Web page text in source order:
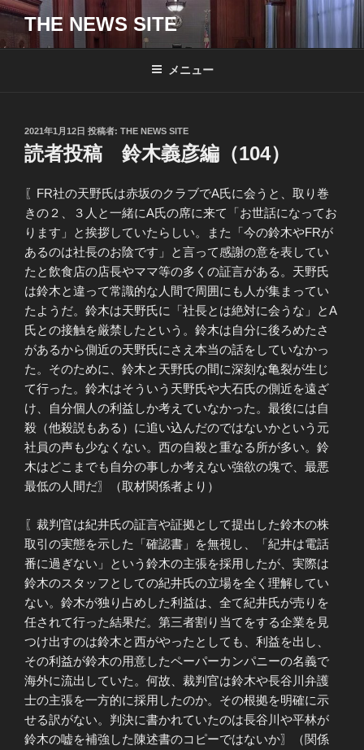
コ
テ
THE NEWS SITE
メニュー
投
稿
日:
2021年1月12日 投稿者: THE NEWS SITE
読者投稿 鈴木義彦編（104）
〖FR社の天野氏は赤坂のクラブでA氏に会うと、取り巻
きの２、３人と一緒にA氏の席に来て「お世話になってお
ります」と挨拶していたらしい。また「今の鈴木やFRが
あるのは社長のお陰です」と言って感謝の意を表してい
たと飲食店の店長やママ等の多くの証言がある。天野氏
は鈴木と違って常識的な人間で周囲にも人が集まってい
たようだ。鈴木は天野氏に「社長とは絶対に会うな」とA
氏との接触を厳禁したという。鈴木は自分に後ろめたさ
があるから側近の天野氏にさえ本当の話をしていなかっ
た。そのために、鈴木と天野氏の間に深刻な亀裂が生じ
て行った。鈴木はそういう天野氏や大石氏の側近を遠ざ
け、自分個人の利益しか考えていなかった。最後には自
殺（他殺説もある）に追い込んだのではないかという元
社員の声も少なくない。西の自殺と重なる所が多い。鈴
木はどこまでも自分の事しか考えない強欲の塊で、最悪
最低の人間だ〗（取材関係者より）
〖裁判官は紀井氏の証言や証拠として提出した鈴木の株
取引の実態を示した「確認書」を無視し、「紀井は電話
番に過ぎない」という鈴木の主張を採用したが、実際は
鈴木のスタッフとしての紀井氏の立場を全く理解してい
ない。鈴木が独り占めした利益は、全て紀井氏が売りを
任されて行った結果だ。第三者割り当てをする企業を見
つけ出すのは鈴木と西がやったとしても、利益を出し、
その利益が鈴木の用意したペーパーカンパニーの名義で
海外に流出していた。何故、裁判官は鈴木や長谷川弁護
士の主張を一方的に採用したのか。その根拠を明確に示
せる訳がない。判決に書かれていたのは長谷川や平林が
鈴木の嘘を補強した陳述書のコピーではないか〗（関係